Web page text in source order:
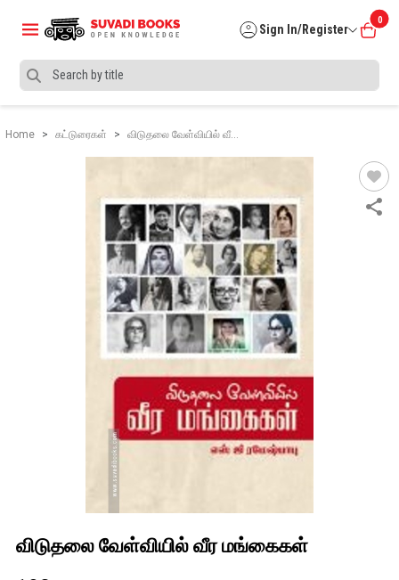
Sign In/Register
0
Home கட்டுரைகள் விடுதலை வேள்வியில் வீ…
விடுதலை வேள்வியில் வீர மங்கைகள்